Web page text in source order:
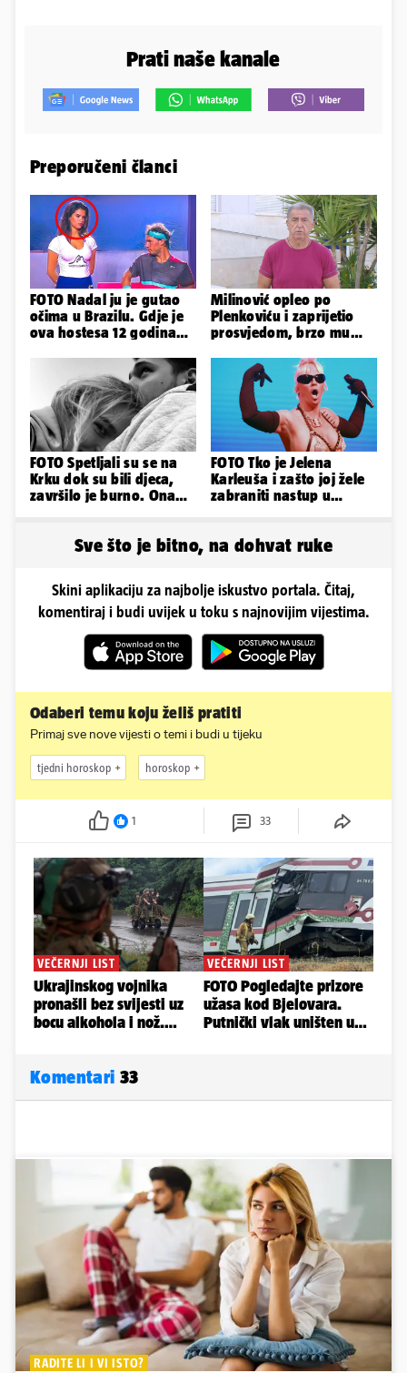
Prati naše kanale
Preporučeni članci
FOTO Nadal ju je gutao
očima u Brazilu. Gdje je
ova hostesa 12 godina
Milinović opleo po
Plenkoviću i zaprijetio
prosvjedom, brzo mu
Gospića
FOTO Spetljali su se na
Krku dok su bili djeca,
završilo je burno. Ona
FOTO Tko je Jelena
Karleuša i zašto joj žele
zabraniti nastup u
Sve što je bitno, na dohvat ruke
Skini aplikaciju za najbolje iskustvo portala. Čitaj,
komentiraj i budi uvijek u toku s najnovijim vijestima.
Odaberi temu koju želiš pratiti
Primaj sve nove vijesti o temi i budi u tijeku
tjedni horoskop horoskop
1 33
Komentari 33
RADITE LI I VI ISTO?